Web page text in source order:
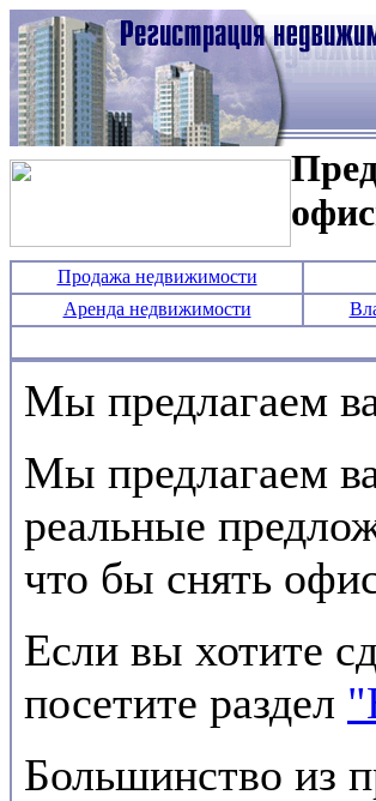
Продажа недвижимости
Аренда недвижимости
Мы предлагаем
Мы предлагаем
реальные
что бы снять
Если вы хотите
посетите раздел
Большинство из